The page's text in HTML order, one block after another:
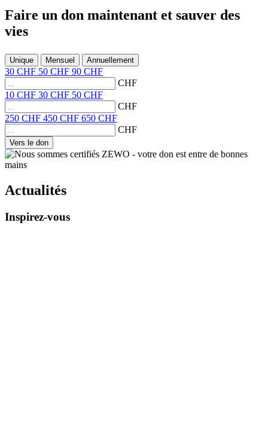
Faire un don maintenant et sauver des
vies
Unique Mensuel Annuellement
30 CHF 50 CHF 90 CHF
CHF
10 CHF 30 CHF 50 CHF
CHF
250 CHF 450 CHF 650 CHF
CHF
Vers le don
Actualités
Inspirez-vous